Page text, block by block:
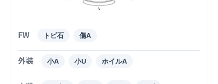
FW トビ石 傷A
外装 小A 小U ホイルA